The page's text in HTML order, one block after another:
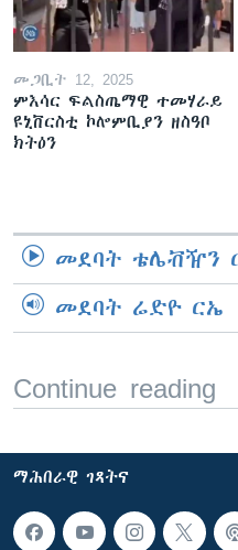
መጋቢት 12, 2025
ምእሳር ፍልስጤማዊ ተመሃራይ
ዩኒቨርስቲ ኮሎምቢያን ዘስዓቦ
ክትዕን
መደባት ቴሌቭዥን
መደባት ሬድዮ ርኤ
Continue reading
ማሕበራዊ ገጻትና